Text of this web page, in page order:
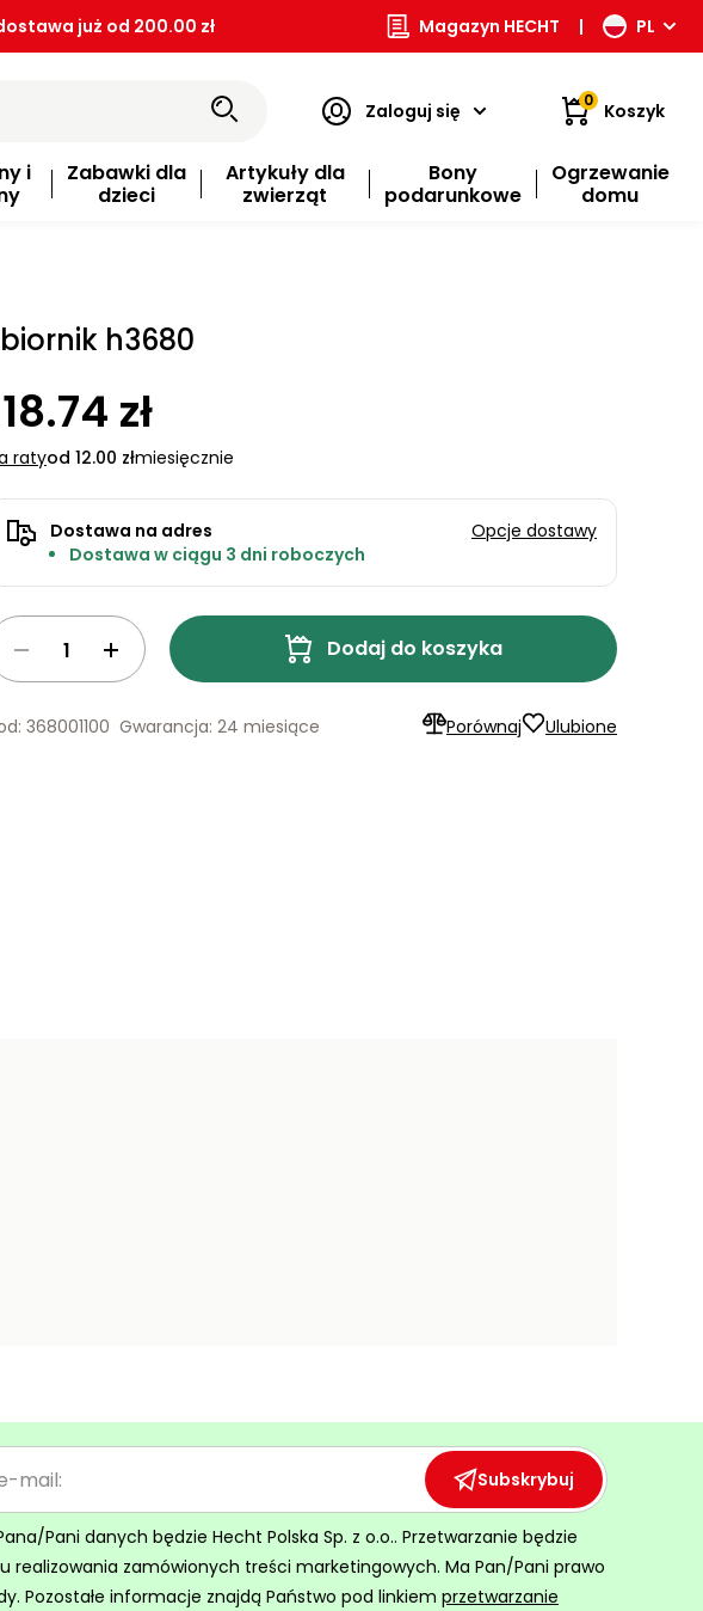
już od 200.00 zł Magazyn HECHT | PL
Zaloguj się 0 Koszyk
i
Zabawki dla
dzieci
Artykuły dla
zwierząt
Bony
podarunkowe
Ogrzewanie
domu
h3680
zł
ratyod 12.00 złmiesięcznie
Dostawa na adres
Dostawa w ciągu 3 dni roboczych
Opcje dostawy
Dodaj do koszyka
Porównaj Ulubione
368001100 Gwarancja: 24 miesiące
Subskrybuj
Pani danych będzie Hecht Polska Sp. z o.o.. Przetwarzanie będzie
realizowania zamówionych treści marketingowych. Ma Pan/Pani prawo
Pozostałe informacje znajdą Państwo pod linkiem przetwarzanie